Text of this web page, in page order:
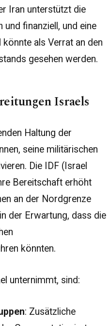
Iran unterstützt die
finanziell, und eine
als Verrat an den
gesehen werden.
Israels
Haltung der
seine militärischen
Die IDF (Israel
Bereitschaft erhöht
an der Nordgrenze
der Erwartung, dass die
könnten.
unternimmt, sind:
: Zusätzliche